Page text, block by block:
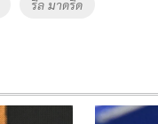
รีล มาดริด